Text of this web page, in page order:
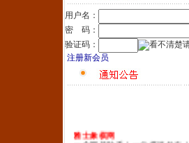
用户名：
密 码：
验证码：
注册新会员
雅士象棋网